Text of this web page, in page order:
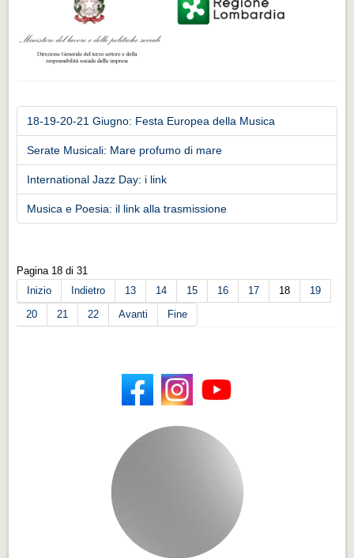
18-19-20-21 Giugno: Festa Europea della Musica
Serate Musicali: Mare profumo di mare
International Jazz Day: i link
Musica e Poesia: il link alla trasmissione
Pagina 18 di 31
Inizio
Indietro 13 14 15 16 17 18
19
20
21 22 Avanti Fine